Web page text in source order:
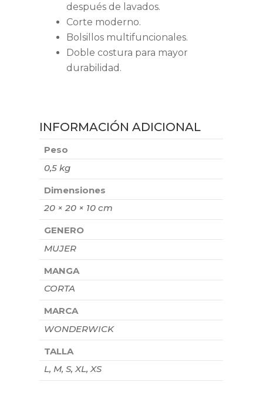
después de lavados.
Corte moderno.
Bolsillos multifuncionales.
Doble costura para mayor
durabilidad.
INFORMACIÓN ADICIONAL
Peso
0,5 kg
Dimensiones
20 × 20 × 10 cm
GENERO
MUJER
MANGA
CORTA
MARCA
WONDERWICK
TALLA
L, M, S, XL, XS